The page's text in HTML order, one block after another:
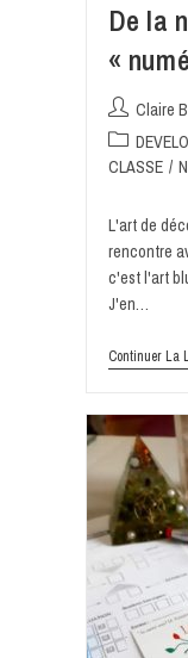
De la
«
Claire
CLASSE /
L'art de
rencontre
c'est l'art
J'en…
Continuer La